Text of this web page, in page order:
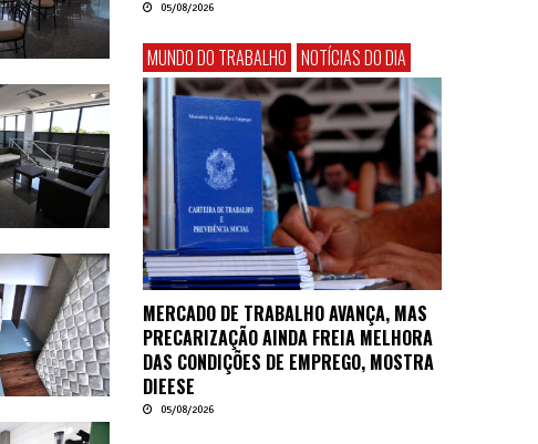
05/08/2026
MUNDO DO TRABALHO NOTÍCIAS DO DIA
MERCADO DE TRABALHO AVANÇA, MAS
PRECARIZAÇÃO AINDA FREIA MELHORA
DAS CONDIÇÕES DE EMPREGO, MOSTRA
DIEESE
05/08/2026